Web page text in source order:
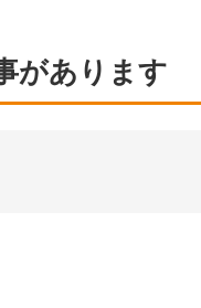
があります